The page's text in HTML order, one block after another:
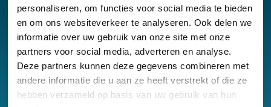
personaliseren, om functies voor social media te bieden
en om ons websiteverkeer te analyseren. Ook delen we
informatie over uw gebruik van onze site met onze
partners voor social media, adverteren en analyse.
Deze partners kunnen deze gegevens combineren met
andere informatie die u aan ze heeft verstrekt of die ze
hebben verzameld op basis van uw gebruik van hun
Nieuwsbrief
Klantenservice